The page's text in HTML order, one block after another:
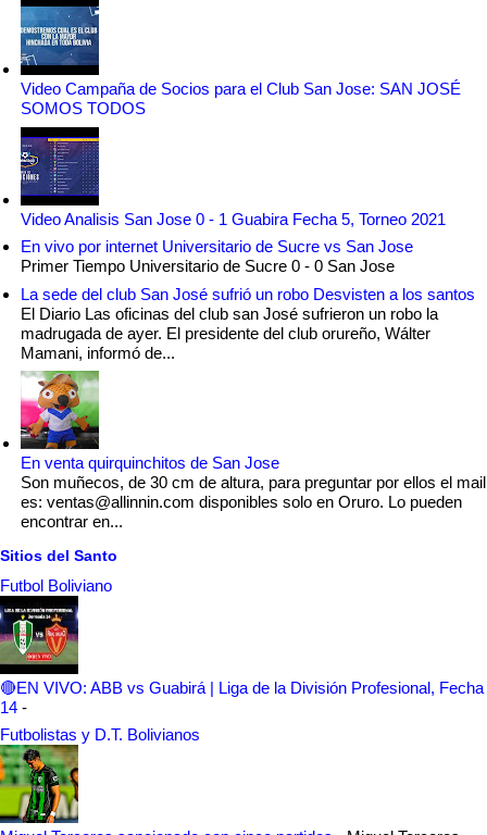
Video Campaña de Socios para el Club San Jose: SAN JOSÉ
SOMOS TODOS
Video Analisis San Jose 0 - 1 Guabira Fecha 5, Torneo 2021
En vivo por internet Universitario de Sucre vs San Jose
Primer Tiempo Universitario de Sucre 0 - 0 San Jose
La sede del club San José sufrió un robo Desvisten a los santos
El Diario Las oficinas del club san José sufrieron un robo la
madrugada de ayer. El presidente del club orureño, Wálter
Mamani, informó de...
En venta quirquinchitos de San Jose
Son muñecos, de 30 cm de altura, para preguntar por ellos el mail
es: ventas@allinnin.com disponibles solo en Oruro. Lo pueden
encontrar en...
Sitios del Santo
Futbol Boliviano
🔴EN VIVO: ABB vs Guabirá | Liga de la División Profesional, Fecha
14 -
Futbolistas y D.T. Bolivianos